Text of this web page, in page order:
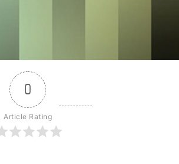
0
Article Rating